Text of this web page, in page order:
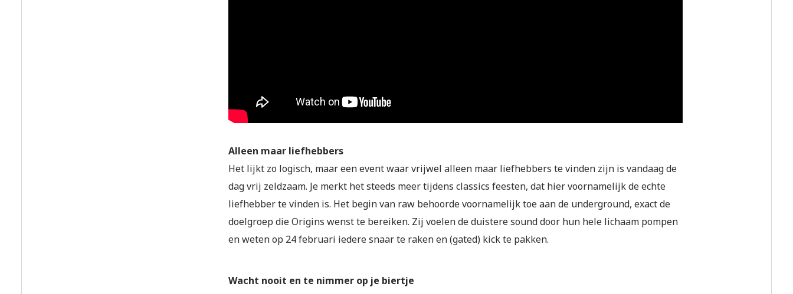
Alleen maar liefhebbers
Het lijkt zo logisch, maar een event waar vrijwel alleen maar liefhebbers te vinden zijn is vandaag de
dag vrij zeldzaam. Je merkt het steeds meer tijdens classics feesten, dat hier voornamelijk de echte
liefhebber te vinden is. Het begin van raw behoorde voornamelijk toe aan de underground, exact de
doelgroep die Origins wenst te bereiken. Zij voelen de duistere sound door hun hele lichaam pompen
en weten op 24 februari iedere snaar te raken en (gated) kick te pakken.
Wacht nooit en te nimmer op je biertje